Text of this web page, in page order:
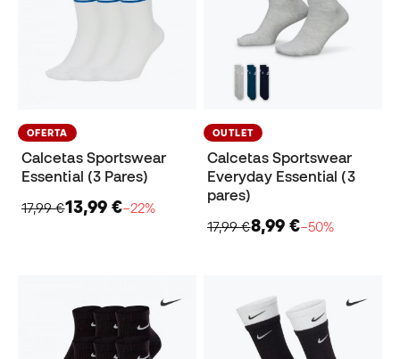
OFERTA
Calcetas Sportswear
Essential (3 Pares)
17,99 €13,99 €−22%
OUTLET
Calcetas Sportswear
Everyday Essential (3
pares)
17,99 €8,99 €−50%